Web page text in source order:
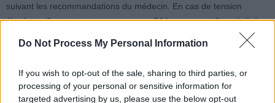
Do Not Process My Personal Information
If you wish to opt-out of the sale, sharing to third parties, or
processing of your personal or sensitive information for
targeted advertising by us, please use the below opt-out
suivant les recommandations du médecin. En cas de tension
élevée ou fluctuante, une mesure sur 24 heures peut être réalisée
pour détecter une hypertension nocturne. Si le ronflement devient
chronique, accompagné de somnolence ou de pauses
professionnel de santé, comme un généraliste, un ORL, un
pneumologue ou un spécialiste du sommeil. Un enregistrement du